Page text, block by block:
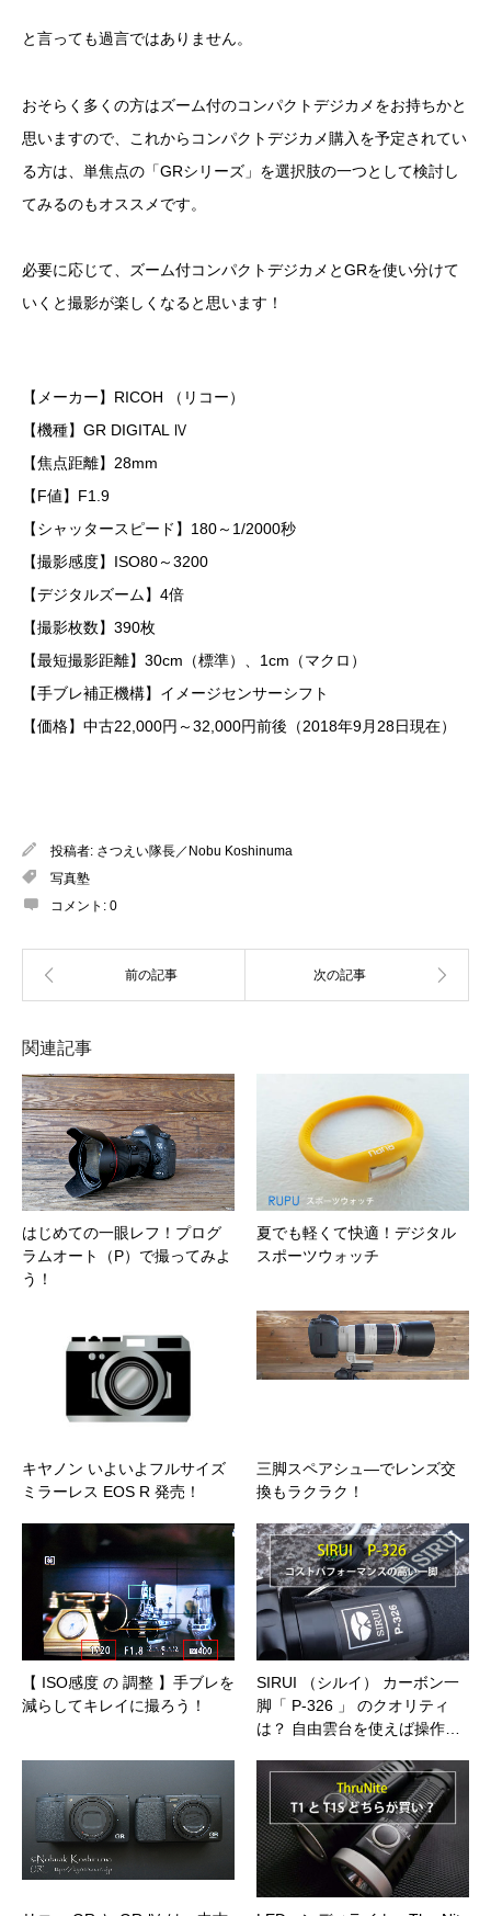
と言っても過言ではありません。
おそらく多くの方はズーム付のコンパクトデジカメをお持ちかと
思いますので、これからコンパクトデジカメ購入を予定されてい
る方は、単焦点の「GRシリーズ」を選択肢の一つとして検討し
てみるのもオススメです。
必要に応じて、ズーム付コンパクトデジカメとGRを使い分けて
いくと撮影が楽しくなると思います！
【メーカー】RICOH （リコー）
【機種】GR DIGITAL Ⅳ
【焦点距離】28mm
【F値】F1.9
【シャッタースピード】180～1/2000秒
【撮影感度】ISO80～3200
【デジタルズーム】4倍
【撮影枚数】390枚
【最短撮影距離】30cm（標準）、1cm（マクロ）
【手ブレ補正機構】イメージセンサーシフト
【価格】中古22,000円～32,000円前後（2018年9月28日現在）
投稿者: さつえい隊長／Nobu Koshinuma
写真塾
コメント: 0
関連記事
はじめての一眼レフ！プログ
ラムオート（P）で撮ってみよ
う！
夏でも軽くて快適！デジタル
スポーツウォッチ
キヤノン いよいよフルサイズ
ミラーレス EOS R 発売！
三脚スペアシュ―でレンズ交
換もラクラク！
【 ISO感度 の 調整 】手ブレを
減らしてキレイに撮ろう！
SIRUI （シルイ） カーボン一
脚「 P-326 」 のクオリティ
は？ 自由雲台を使えば操作…